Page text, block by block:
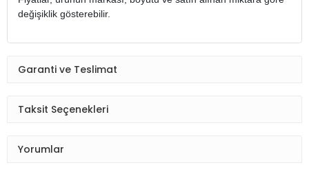
değişiklik gösterebilir.
Garanti ve Teslimat
Taksit Seçenekleri
Yorumlar